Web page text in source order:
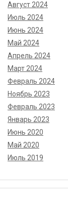
Август 2024
Июль 2024
Июнь 2024
Май 2024
Апрель 2024
Март 2024
Февраль 2024
Ноябрь 2023
Февраль 2023
Январь 2023
Июнь 2020
Май 2020
Июль 2019